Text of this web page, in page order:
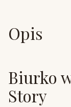
Opis
Biurko
Story